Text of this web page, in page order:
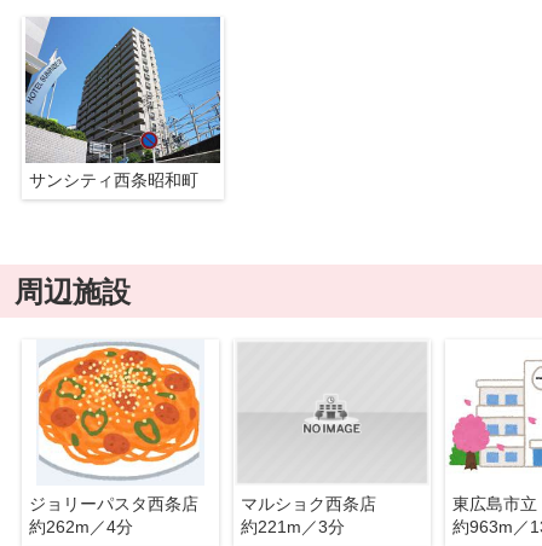
サンシティ西条昭和町
周辺施設
ジョリーパスタ西条店
約262m／4分
マルショク西条店
約221m／3分
東広島市立
約963m／